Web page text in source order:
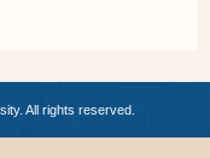
All rights reserved.